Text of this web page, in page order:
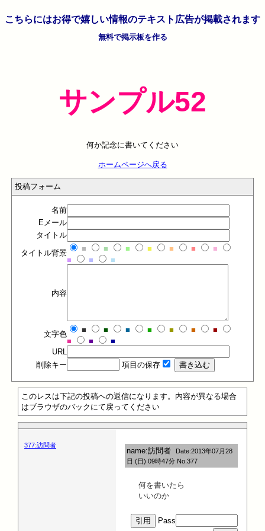
こちらにはお得で嬉しい情報のテキスト広告が掲載されます
無料で掲示板を作る
サンプル52
何か記念に書いてください
ホームページへ戻る
投稿フォーム
名前
Eメール
タイトル
タイトル背景
■ ■ ■ ■ ■ ■
■
■
■ ■
内容
文字色 ■ ■ ■ ■ ■ ■
■
■
■
■
URL
削除キー
項目の保存
このレスは下記の投稿への返信になります。内容が異なる場合
はブラウザのバックにて戻ってください
377:訪問者
name:訪問者
Date:2013年07月28
日 (日) 09時47分 No.377
何を書いたら
いいのか
Pass